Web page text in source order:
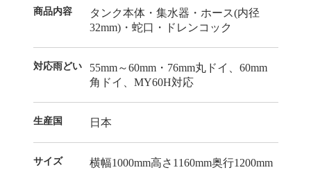
商品内容
タンク本体・集水器・ホース(内径
32mm)・蛇口・ドレンコック
対応雨どい
55mm～60mm・76mm丸ドイ、60mm
角ドイ、MY60H対応
生産国 日本
サイズ 横幅1000mm高さ1160mm奥行1200mm